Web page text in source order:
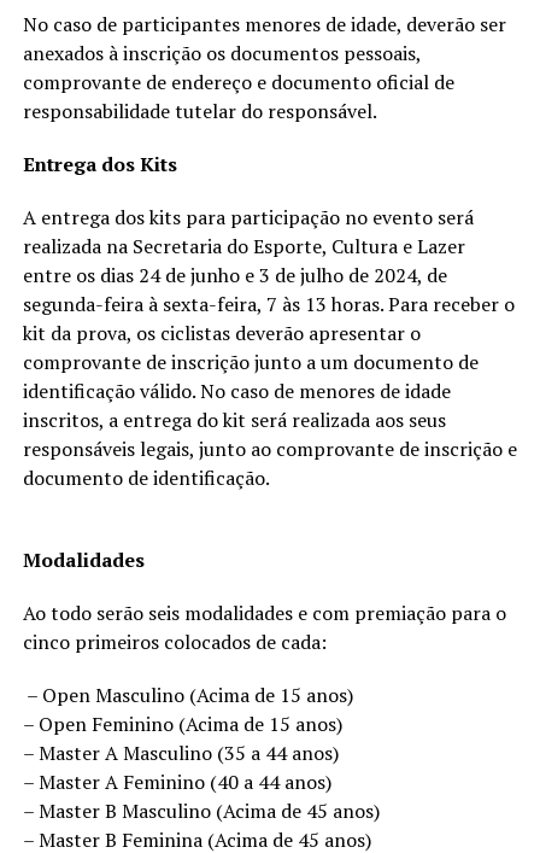
No caso de participantes menores de idade, deverão ser
anexados à inscrição os documentos pessoais,
comprovante de endereço e documento oficial de
responsabilidade tutelar do responsável.
Entrega dos Kits
A entrega dos kits para participação no evento será
realizada na Secretaria do Esporte, Cultura e Lazer
entre os dias 24 de junho e 3 de julho de 2024, de
segunda-feira à sexta-feira, 7 às 13 horas. Para receber o
kit da prova, os ciclistas deverão apresentar o
comprovante de inscrição junto a um documento de
identificação válido. No caso de menores de idade
inscritos, a entrega do kit será realizada aos seus
responsáveis legais, junto ao comprovante de inscrição e
documento de identificação.
Modalidades
Ao todo serão seis modalidades e com premiação para o
cinco primeiros colocados de cada:
– Open Masculino (Acima de 15 anos)
– Open Feminino (Acima de 15 anos)
– Master A Masculino (35 a 44 anos)
– Master A Feminino (40 a 44 anos)
– Master B Masculino (Acima de 45 anos)
– Master B Feminina (Acima de 45 anos)